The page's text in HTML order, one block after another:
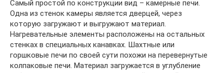
Самый простой по конструкции вид – камерные печи.
Одна из стенок камеры является дверцей, через
которую загружают и выгружают материал.
Нагревательные элементы расположены на остальных
стенках в специальных канавках. Шахтные или
горшковые печи по своей сути похожи на перевернутые
колпаковые печи. Материал загружается в углубление